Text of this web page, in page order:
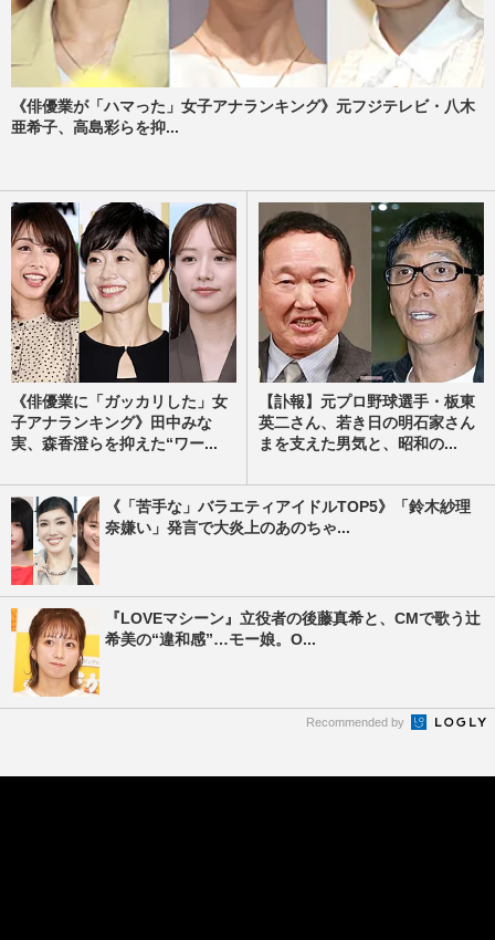
《俳優業が「ハマった」女子アナランキング》元フジテレビ・八木
亜希子、高島彩らを抑...
《俳優業に「ガッカリした」女
子アナランキング》田中みな
実、森香澄らを抑えた“ワー...
【訃報】元プロ野球選手・板東
英二さん、若き日の明石家さん
まを支えた男気と、昭和の...
《「苦手な」バラエティアイドルTOP5》「鈴木紗理
奈嫌い」発言で大炎上のあのちゃ...
『LOVEマシーン』立役者の後藤真希と、CMで歌う辻
希美の“違和感”…モー娘。O...
Recommended by